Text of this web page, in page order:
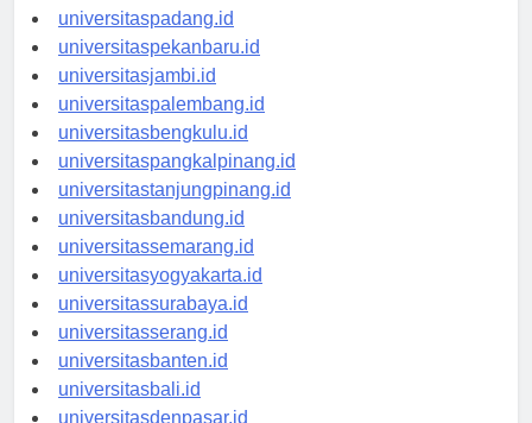
universitasmedan.id
universitaspadang.id
universitaspekanbaru.id
universitasjambi.id
universitaspalembang.id
universitasbengkulu.id
universitaspangkalpinang.id
universitastanjungpinang.id
universitasbandung.id
universitassemarang.id
universitasyogyakarta.id
universitassurabaya.id
universitasserang.id
universitasbanten.id
universitasbali.id